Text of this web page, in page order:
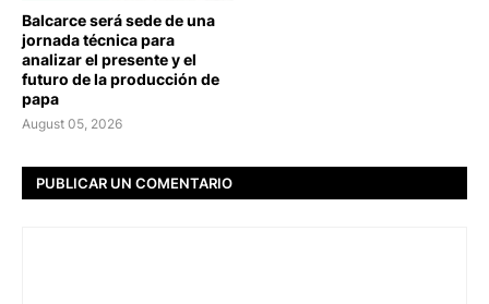
Balcarce será sede de una
jornada técnica para
analizar el presente y el
futuro de la producción de
papa
August 05, 2026
PUBLICAR UN COMENTARIO